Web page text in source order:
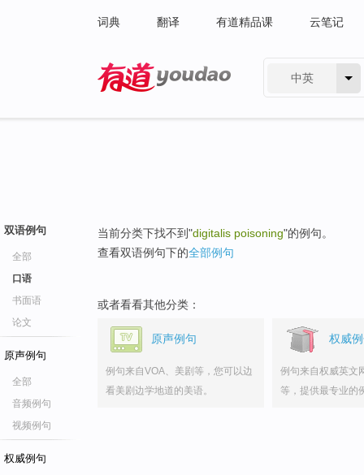
词典 翻译 有道精品课 云笔记
中英
双语例句
全部
口语
书面语
论文
原声例句
全部
音频例句
视频例句
权威例句
当前分类下找不到"digitalis poisoning"的例句。
查看双语例句下的全部例句
或者看看其他分类：
原声例句
例句来自VOA、美剧等，您可以边
看美剧边学地道的美语。
权威
例句来自权威英文
等，提供最专业的